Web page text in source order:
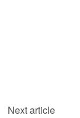
Next article